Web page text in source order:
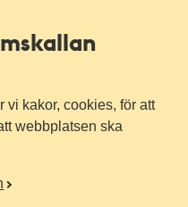
vi kakor, cookies, för att
webbplatsen ska